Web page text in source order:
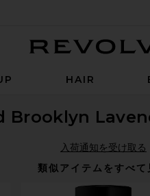
HAIR
Brooklyn
入荷通知を受け取る
類似アイテムをすべて